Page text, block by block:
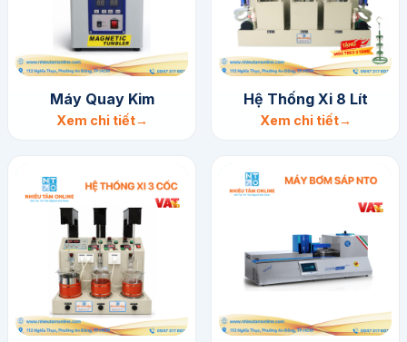
Máy Quay Kim
Xem chi tiết
Hệ Thống Xi 8 Lít
Xem chi tiết